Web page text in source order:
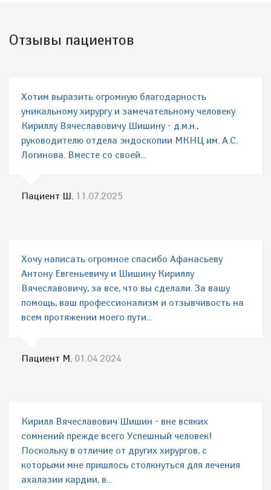
Отзывы пациентов
Хотим выразить огромную благодарность
уникальному хирургу и замечательному человеку
Кириллу Вячеславовичу Шишину - д.м.н.,
руководителю отдела эндоскопии МКНЦ им. А.С.
Логинова. Вместе со своей...
Пациент Ш. 11.07.2025
Хочу написать огромное спасибо Афанасьеву
Антону Евгеньевичу и Шишину Кириллу
Вячеславовичу, за все, что вы сделали. За вашу
помощь, ваш профессионализм и отзывчивость на
всем протяжении моего пути...
Пациент М. 01.04.2024
Кирилл Вячеславович Шишин - вне всяких
сомнений прежде всего Успешный человек!
Поскольку в отличие от других хирургов, с
которыми мне пришлось столкнуться для лечения
ахалазии кардии, в...